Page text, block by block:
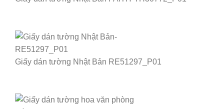
Giấy dán tường Nhật Bản RE51297_P01